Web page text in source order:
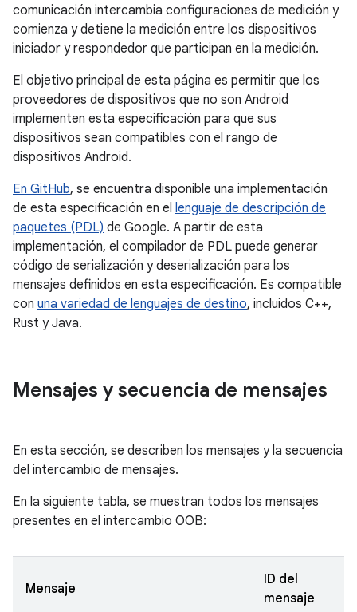
comunicación intercambia configuraciones de medición y
comienza y detiene la medición entre los dispositivos
iniciador y respondedor que participan en la medición.
El objetivo principal de esta página es permitir que los
proveedores de dispositivos que no son Android
implementen esta especificación para que sus
dispositivos sean compatibles con el rango de
dispositivos Android.
En GitHub, se encuentra disponible una implementación
de esta especificación en el lenguaje de descripción de
paquetes (PDL) de Google. A partir de esta
implementación, el compilador de PDL puede generar
código de serialización y deserialización para los
mensajes definidos en esta especificación. Es compatible
con una variedad de lenguajes de destino, incluidos C++,
Rust y Java.
Mensajes y secuencia de mensajes
En esta sección, se describen los mensajes y la secuencia
del intercambio de mensajes.
En la siguiente tabla, se muestran todos los mensajes
presentes en el intercambio OOB:
Mensaje
ID del
mensaje